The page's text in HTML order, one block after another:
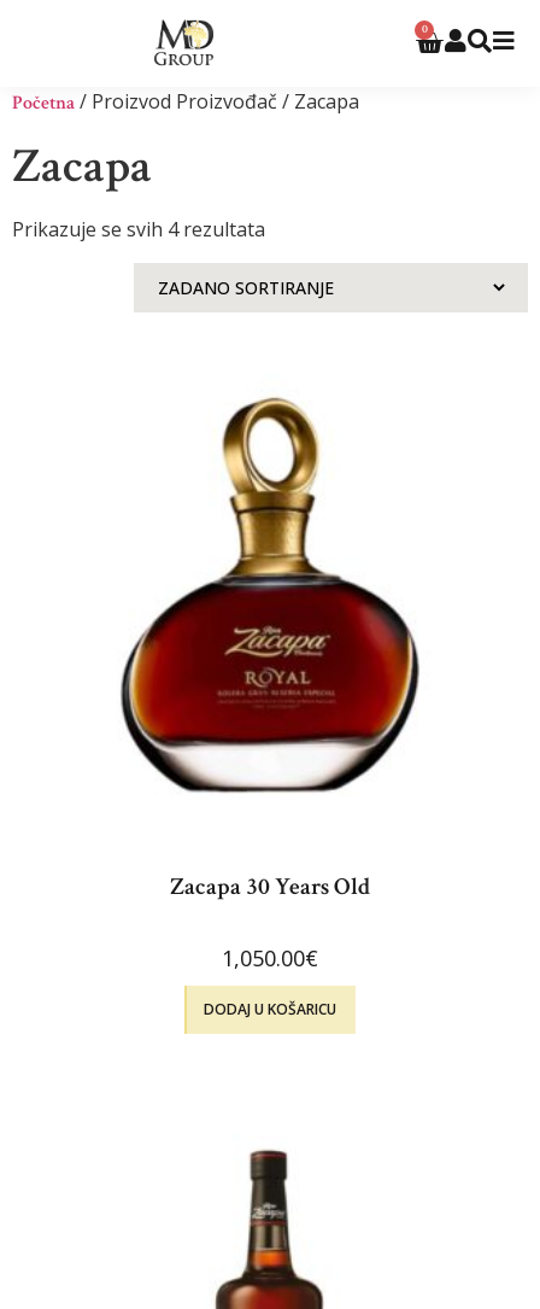
0
Početna/ Proizvod Proizvođač / Zacapa
Zacapa
Prikazuje se svih 4 rezultata
Zacapa 30 Years Old
1,050.00€
DODAJ U KOŠARICU